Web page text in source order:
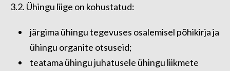
3.2. Ühingu liige on kohustatud:
järgima ühingu tegevuses osalemisel põhikirja ja
ühingu organite otsuseid;
teatama ühingu juhatusele ühingu liikmete